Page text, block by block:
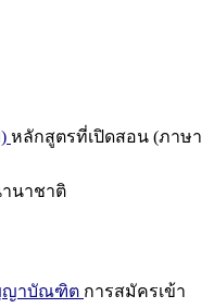
หลักสูตรที่เปิดสอน (ภาษา
นาชาติ
ญาบัณฑิต การสมัครเข้า